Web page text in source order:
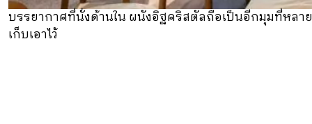
บรรยากาศที่นั่งด้านใน ผนังอิฐคริสตัลถือเป็นอีกมุมที่หล
เก็บเอาไว้